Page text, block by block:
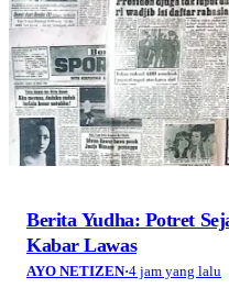
Berita Yudha: Potret
Kabar Lawas
AYO NETIZEN·4 jam yang lalu